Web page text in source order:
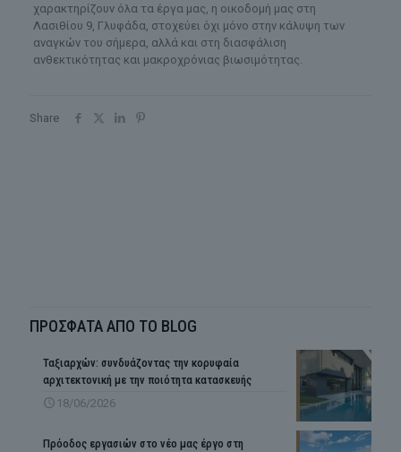
χαρακτηρίζουν όλα τα έργα μας, η οικοδομή μας στη
Λασιθίου 9, Γλυφάδα, στοχεύει όχι μόνο στην κάλυψη των
αναγκών του σήμερα, αλλά και στη διασφάλιση
ανθεκτικότητας και μακροχρόνιας βιωσιμότητας.
Share
ΠΡΟΣΦΑΤΑ ΑΠΟ ΤΟ BLOG
Ταξιαρχών: συνδυάζοντας την κορυφαία
αρχιτεκτονική με την ποιότητα κατασκευής
18/06/2026
Πρόοδος εργασιών στο νέο μας έργο στη